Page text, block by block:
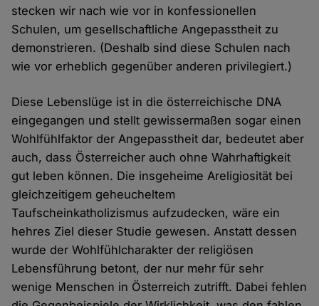
stecken wir nach wie vor in konfessionellen
Schulen, um gesellschaftliche Angepasstheit zu
demonstrieren. (Deshalb sind diese Schulen nach
wie vor erheblich gegenüber anderen privilegiert.)
Diese Lebenslüge ist in die österreichische DNA
eingegangen und stellt gewissermaßen sogar einen
Wohlfühlfaktor der Angepasstheit dar, bedeutet aber
auch, dass Österreicher auch ohne Wahrhaftigkeit
gut leben können. Die insgeheime Areligiosität bei
gleichzeitigem geheucheltem
Taufscheinkatholizismus aufzudecken, wäre ein
hehres Ziel dieser Studie gewesen. Anstatt dessen
wurde der Wohlfühlcharakter der religiösen
Lebensführung betont, der nur mehr für sehr
wenige Menschen in Österreich zutrifft. Dabei fehlen